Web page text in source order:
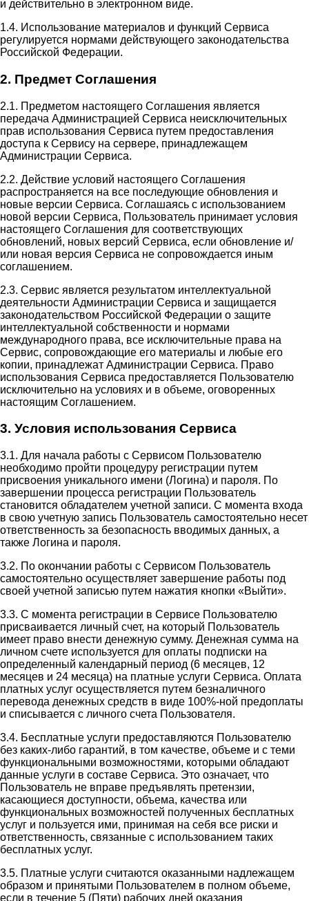
и действительно в электронном виде.
1.4. Использование материалов и функций Сервиса
регулируется нормами действующего законодательства
Российской Федерации.
2. Предмет Соглашения
2.1. Предметом настоящего Соглашения является
передача Администрацией Сервиса неисключительных
прав использования Сервиса путем предоставления
доступа к Сервису на сервере, принадлежащем
Администрации Сервиса.
2.2. Действие условий настоящего Соглашения
распространяется на все последующие обновления и
новые версии Сервиса. Соглашаясь с использованием
новой версии Сервиса, Пользователь принимает условия
настоящего Соглашения для соответствующих
обновлений, новых версий Сервиса, если обновление и/
или новая версия Сервиса не сопровождается иным
соглашением.
2.3. Сервис является результатом интеллектуальной
деятельности Администрации Сервиса и защищается
законодательством Российской Федерации о защите
интеллектуальной собственности и нормами
международного права, все исключительные права на
Сервис, сопровождающие его материалы и любые его
копии, принадлежат Администрации Сервиса. Право
использования Сервиса предоставляется Пользователю
исключительно на условиях и в объеме, оговоренных
настоящим Соглашением.
3. Условия использования Сервиса
3.1. Для начала работы с Сервисом Пользователю
необходимо пройти процедуру регистрации путем
присвоения уникального имени (Логина) и пароля. По
завершении процесса регистрации Пользователь
становится обладателем учетной записи. С момента входа
в свою учетную запись Пользователь самостоятельно несет
ответственность за безопасность вводимых данных, а
также Логина и пароля.
3.2. По окончании работы с Сервисом Пользователь
самостоятельно осуществляет завершение работы под
своей учетной записью путем нажатия кнопки «Выйти».
3.3. С момента регистрации в Сервисе Пользователю
присваивается личный счет, на который Пользователь
имеет право внести денежную сумму. Денежная сумма на
личном счете используется для оплаты подписки на
определенный календарный период (6 месяцев, 12
месяцев и 24 месяца) на платные услуги Сервиса. Оплата
платных услуг осуществляется путем безналичного
перевода денежных средств в виде 100%-ной предоплаты
и списывается с личного счета Пользователя.
3.4. Бесплатные услуги предоставляются Пользователю
без каких-либо гарантий, в том качестве, объеме и с теми
функциональными возможностями, которыми обладают
данные услуги в составе Сервиса. Это означает, что
Пользователь не вправе предъявлять претензии,
касающиеся доступности, объема, качества или
функциональных возможностей полученных бесплатных
услуг и пользуется ими, принимая на себя все риски и
ответственность, связанные с использованием таких
бесплатных услуг.
3.5. Платные услуги считаются оказанными надлежащем
образом и принятыми Пользователем в полном объеме,
если в течение 5 (Пяти) рабочих дней оказания